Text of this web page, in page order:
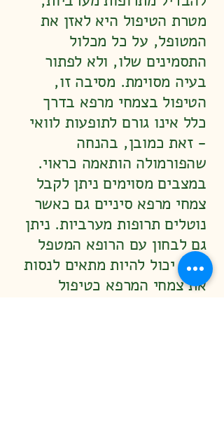
מטרת הטיפול היא לאזן את
המטופל, על כל מכלול
התסמינים שלו, ולא לפתור
בעיה מסוימת. מסיבה זו,
הטיפול בצמחי מרפא בדרך
כלל אינו גורם לתופעות לוואי
- זאת כמובן, בהנחה
שהפורמולה הותאמה כראוי.
במצבים מסוימים ניתן לקבל
צמחי מרפא סיניים גם כאשר
נוטלים תרופות מערביות. ניתן
גם לבחון עם הרופא המטפל
האם יכול להיות מתאים לנסות
את צמחי המרפא כטיפול